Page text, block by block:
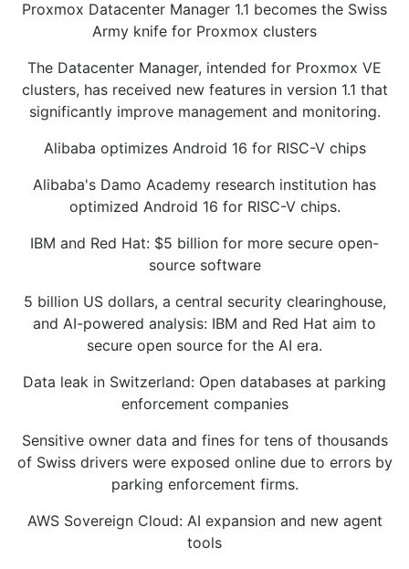
Proxmox Datacenter Manager 1.1 becomes the Swiss
Army knife for Proxmox clusters
The Datacenter Manager, intended for Proxmox VE
clusters, has received new features in version 1.1 that
significantly improve management and monitoring.
Alibaba optimizes Android 16 for RISC-V chips
Alibaba's Damo Academy research institution has
optimized Android 16 for RISC-V chips.
IBM and Red Hat: $5 billion for more secure open-
source software
5 billion US dollars, a central security clearinghouse,
and AI-powered analysis: IBM and Red Hat aim to
secure open source for the AI era.
Data leak in Switzerland: Open databases at parking
enforcement companies
Sensitive owner data and fines for tens of thousands
of Swiss drivers were exposed online due to errors by
parking enforcement firms.
AWS Sovereign Cloud: AI expansion and new agent
tools